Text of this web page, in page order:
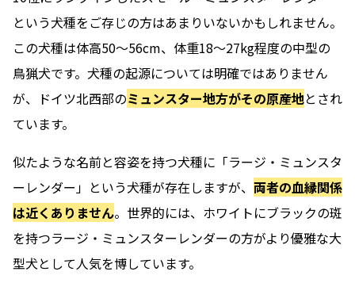
という犬種をご存じの方はあまりいないかもしれません。
この犬種は体高50～56cm、体重18～27kg程度の中型の
鳥猟犬です。犬種の起源については明確ではありません
が、ドイツ北西部のミュンスター地方がその原産地とされ
ています。
似たような名前と容姿を持つ犬種に「ラージ・ミュンスタ
ーレンダー」という犬種が存在しますが、 両者の血縁関係
は近くありません。世界的には、ホワイトにブラックの斑
を持つラージ・ミュンスターレンダーの方がより優雅な大
型犬として人気を博しています。